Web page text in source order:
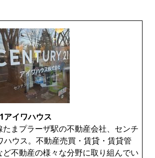
アイワハウス
まプラーザ駅の不動産会社、センチ
ハウス。不動産売買・賃貸・賃貸管
不動産の様々な分野に取り組んでい